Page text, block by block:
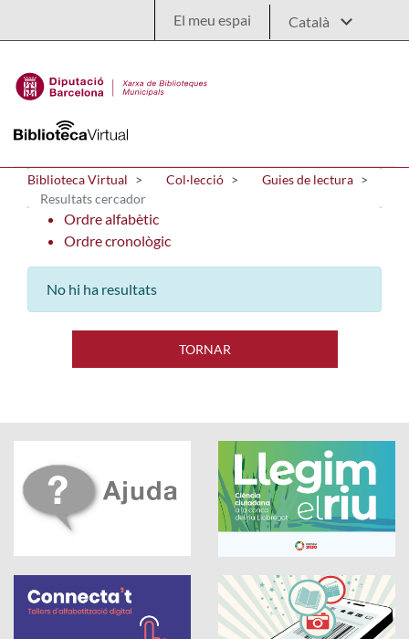
El meu espai
Biblioteca Virtual Col·lecció
Guies de lectura
Resultats cercador
Ordre alfabètic
Ordre cronològic
No hi ha resultats
TORNAR